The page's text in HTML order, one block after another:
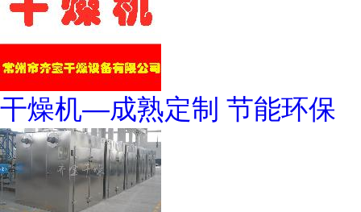
干燥机—成熟定制 节能环保